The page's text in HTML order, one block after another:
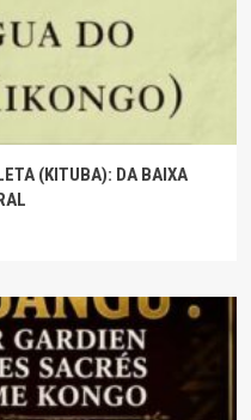
(KITUBA): DA BAIXA